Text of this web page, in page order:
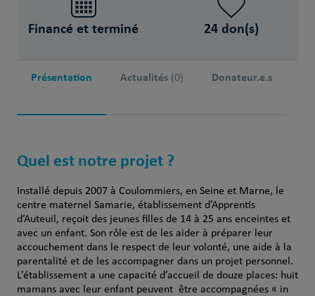
Financé et terminé 24 don(s)
Présentation Actualités (0) Donateur.e.s
Quel est notre projet ?
Installé depuis 2007 à Coulommiers, en Seine et Marne, le
centre maternel Samarie, établissement d’Apprentis
d’Auteuil, reçoit des jeunes filles de 14 à 25 ans enceintes et
avec un enfant. Son rôle est de les aider à préparer leur
accouchement dans le respect de leur volonté, une aide à la
parentalité et de les accompagner dans un projet personnel.
L’établissement a une capacité d’accueil de douze places: huit
mamans avec leur enfant peuvent être accompagnées « in